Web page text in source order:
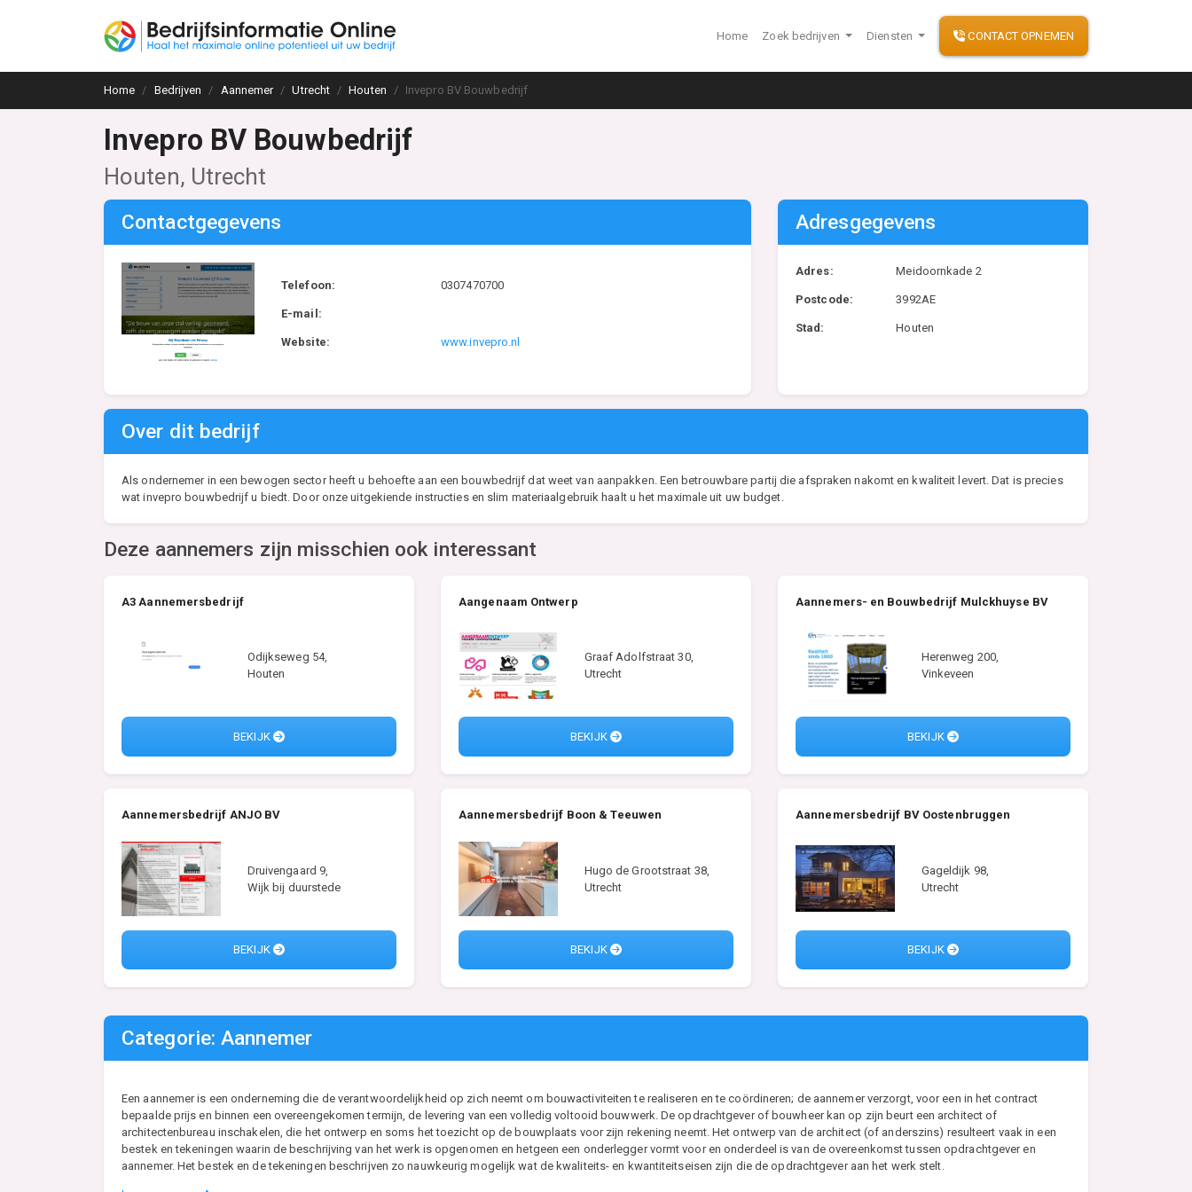
Home Zoek bedrijven Diensten CONTACT OPNEMEN
Home Bedrijven Aannemer Utrecht Houten Invepro BV Bouwbedrijf
Invepro BV Bouwbedrijf
Houten, Utrecht
Contactgegevens
Telefoon: 0307470700
E-mail:
Website: www.invepro.nl
Adresgegevens
Adres: Meidoornkade 2
Postcode: 3992AE
Stad: Houten
Over dit bedrijf
Als ondernemer in een bewogen sector heeft u behoefte aan een bouwbedrijf dat weet van aanpakken. Een betrouwbare partij die afspraken nakomt en kwaliteit levert. Dat is precies
wat invepro bouwbedrijf u biedt. Door onze uitgekiende instructies en slim materiaalgebruik haalt u het maximale uit uw budget.
Deze aannemers zijn misschien ook interessant
A3 Aannemersbedrijf
Odijkseweg 54,
Houten
BEKIJK
Aangenaam Ontwerp
Graaf Adolfstraat 30,
Utrecht
BEKIJK
Aannemers- en Bouwbedrijf Mulckhuyse BV
Herenweg 200,
Vinkeveen
BEKIJK
Aannemersbedrijf ANJO BV
Druivengaard 9,
Wijk bij duurstede
BEKIJK
Aannemersbedrijf Boon & Teeuwen
Hugo de Grootstraat 38,
Utrecht
BEKIJK
Aannemersbedrijf BV Oostenbruggen
Gageldijk 98,
Utrecht
BEKIJK
Categorie: Aannemer
Een aannemer is een onderneming die de verantwoordelijkheid op zich neemt om bouwactiviteiten te realiseren en te coördineren; de aannemer verzorgt, voor een in het contract
bepaalde prijs en binnen een overeengekomen termijn, de levering van een volledig voltooid bouwwerk. De opdrachtgever of bouwheer kan op zijn beurt een architect of
architectenbureau inschakelen, die het ontwerp en soms het toezicht op de bouwplaats voor zijn rekening neemt. Het ontwerp van de architect (of anderszins) resulteert vaak in een
bestek en tekeningen waarin de beschrijving van het werk is opgenomen en hetgeen een onderlegger vormt voor en onderdeel is van de overeenkomst tussen opdrachtgever en
aannemer. Het bestek en de tekeningen beschrijven zo nauwkeurig mogelijk wat de kwaliteits- en kwantiteitseisen zijn die de opdrachtgever aan het werk stelt.